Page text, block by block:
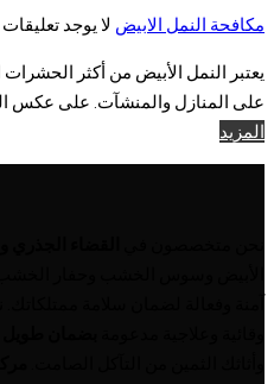
مكافحة النمل الابيض لا يوجد تعليقات
يعتبر النمل الأبيض من أكثر
على المنازل والمنشآت. على عكس
المزيد
آمنة وفعالة لضمان سلامة